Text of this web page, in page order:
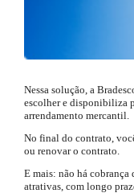
Nessa solução, a
escolher e disponibiliza
arrendamento mercantil.
No final do contrato,
ou renovar o contrato.
E mais: não há cobrança
atrativas, com longo